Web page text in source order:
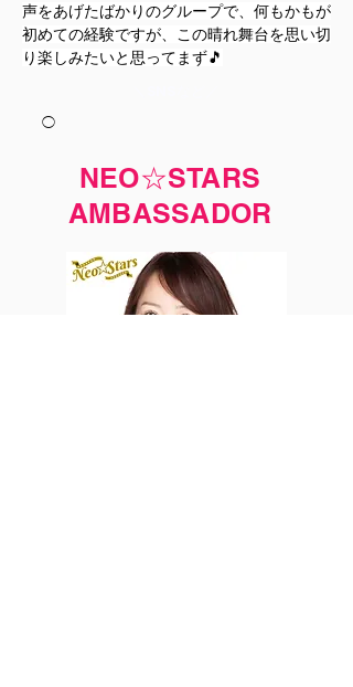
声をあげたばかりのグループで、何もかもが
初めての経験ですが、この晴れ舞台を思い切
り楽しみたいと思ってまず🎵
◯
NEO☆STARS
AMBASSADOR